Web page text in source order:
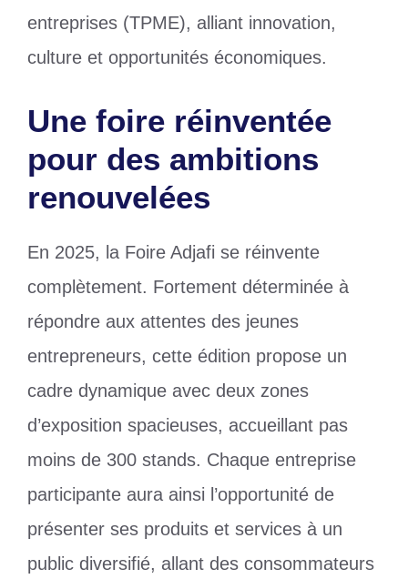
entreprises (TPME), alliant innovation,
culture et opportunités économiques.
Une foire réinventée
pour des ambitions
renouvelées
En 2025, la Foire Adjafi se réinvente
complètement. Fortement déterminée à
répondre aux attentes des jeunes
entrepreneurs, cette édition propose un
cadre dynamique avec deux zones
d’exposition spacieuses, accueillant pas
moins de 300 stands. Chaque entreprise
participante aura ainsi l’opportunité de
présenter ses produits et services à un
public diversifié, allant des consommateurs